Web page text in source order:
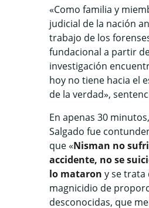
«Como familia y
judicial de la nación
trabajo de los
fundacional a partir
investigación
hoy no tiene hacia el
de la verdad»,
En apenas 30
Salgado fue
que «Nisman no
accidente, no se
lo mataron y se trata
magnicidio de
desconocidas, que